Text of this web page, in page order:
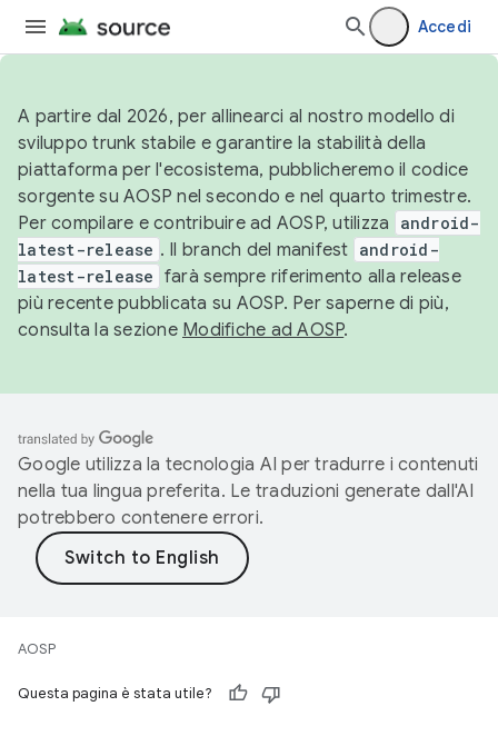
Accedi
A partire dal 2026, per allinearci al nostro modello di
sviluppo trunk stabile e garantire la stabilità della
piattaforma per l'ecosistema, pubblicheremo il codice
sorgente su AOSP nel secondo e nel quarto trimestre.
Per compilare e contribuire ad AOSP, utilizza
android-
latest-release . Il branch del manifest android-
latest-release farà sempre riferimento alla release
più recente pubblicata su AOSP. Per saperne di più,
consulta la sezione Modifiche ad AOSP.
Google utilizza la tecnologia AI per tradurre i contenuti
nella tua lingua preferita. Le traduzioni generate dall'AI
potrebbero contenere errori.
AOSP
Questa pagina è stata utile?